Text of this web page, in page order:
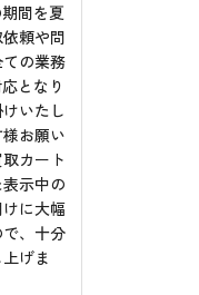
間を夏
頼や問
の業務
となり
いたし
お願い
カート
示中の
に大幅
、十分
げま